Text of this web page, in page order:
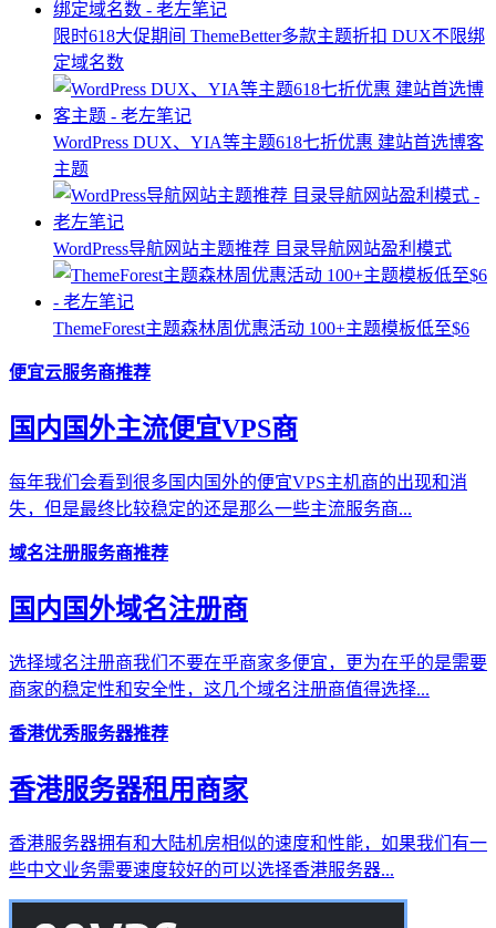
限时618大促期间 ThemeBetter多款主题折扣 DUX不限绑
定域名数
WordPress DUX、YIA等主题618七折优惠 建站首选博客
主题
WordPress导航网站主题推荐 目录导航网站盈利模式
ThemeForest主题森林周优惠活动 100+主题模板低至$6
便宜云服务商推荐
国内国外主流便宜VPS商
每年我们会看到很多国内国外的便宜VPS主机商的出现和消
失，但是最终比较稳定的还是那么一些主流服务商...
域名注册服务商推荐
国内国外域名注册商
选择域名注册商我们不要在乎商家多便宜，更为在乎的是需要
商家的稳定性和安全性，这几个域名注册商值得选择...
香港优秀服务器推荐
香港服务器租用商家
香港服务器拥有和大陆机房相似的速度和性能，如果我们有一
些中文业务需要速度较好的可以选择香港服务器...